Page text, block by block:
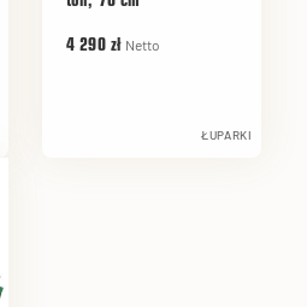
4 290 zł Netto
ŁUPARKI